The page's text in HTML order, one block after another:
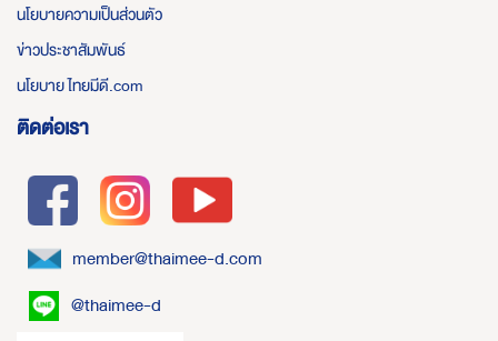
นโยบายความเป็นส่วนตัว
ข่าวประชาสัมพันธ์
นโยบาย ไทยมีดี.com
ติดต่อเรา
member@thaimee-d.com
@thaimee-d